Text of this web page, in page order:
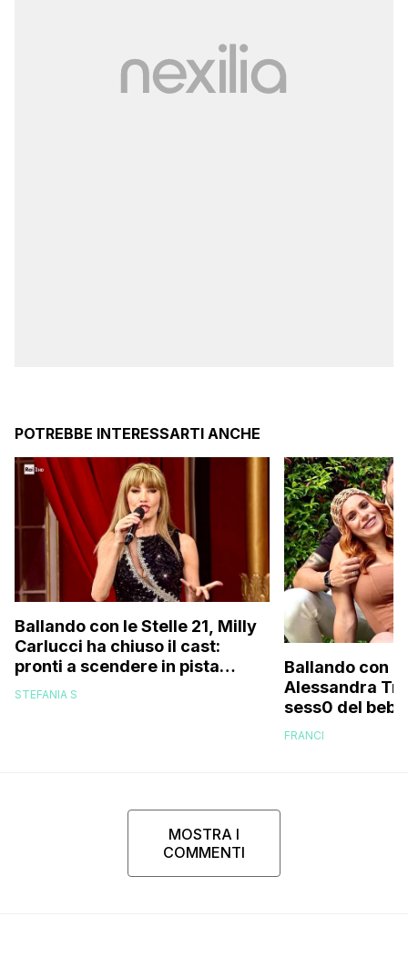
POTREBBE INTERESSARTI ANCHE
Ballando con le Stelle 21, Milly
Carlucci ha chiuso il cast:
pronti a scendere in pista
anche un personaggio molto
STEFANIA S
Ballando con
Alessandra
sess0 del
FRANCI
MOSTRA I
COMMENTI